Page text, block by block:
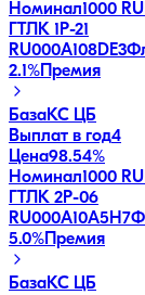
Номинал1000
ГТЛК 1P-21
RU000A108DE3
2.1%Премия
БазаКС ЦБ
Выплат в год4
Цена98.54%
Номинал1000
ГТЛК 2P-06
RU000A10A5H7
5.0%Премия
БазаКС ЦБ